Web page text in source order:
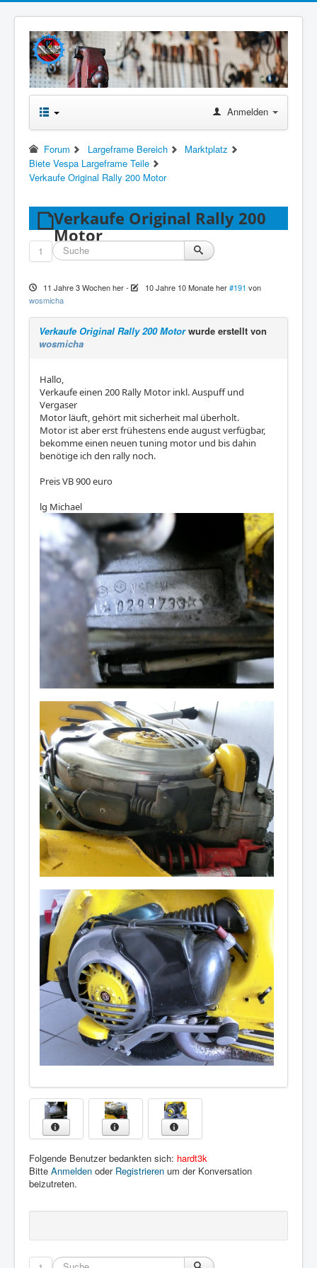
Anmelden
Forum Largeframe Bereich
Marktplatz
Biete Vespa Largeframe Teile
Verkaufe Original Rally 200 Motor
Verkaufe Original Rally 200
Motor
1
11 Jahre 3 Wochen her- 10 Jahre 10 Monate her #191 von
wosmicha
Verkaufe Original Rally 200 Motorwurde erstellt von
wosmicha
Hallo,
Verkaufe einen 200 Rally Motor inkl. Auspuff und
Vergaser
Motor läuft, gehört mit sicherheit mal überholt.
Motor ist aber erst frühestens ende august verfügbar,
bekomme einen neuen tuning motor und bis dahin
benötige ich den rally noch.
Preis VB 900 euro
lg Michael
Folgende Benutzer bedankten sich: hardt3k
Bitte Anmelden oder Registrieren um der Konversation
beizutreten.